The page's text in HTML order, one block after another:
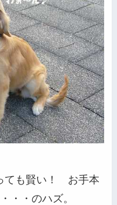
ても賢い！ お手本
・・のハズ。